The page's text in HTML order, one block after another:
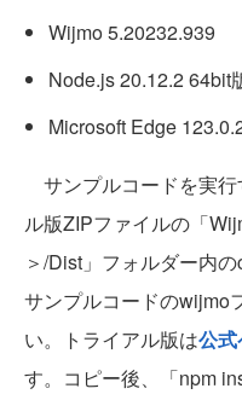
Wijmo 5.20232.939
Node.js 20.12.2 64bit
Microsoft Edge
サンプルコードを実
ル版ZIPファイルの「
＞/Dist」フォルダー内
サンプルコードのwijmo
い。トライアル版は公
す。コピー後、「npm